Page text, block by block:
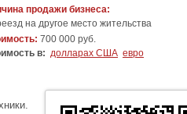
продажи бизнеса:
на другое место жительства
700 000 руб.
в: долларах США евро